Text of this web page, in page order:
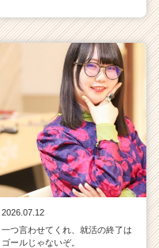
2026.07.12
一つ言わせてくれ、就活の終了は
ゴールじゃないぞ。